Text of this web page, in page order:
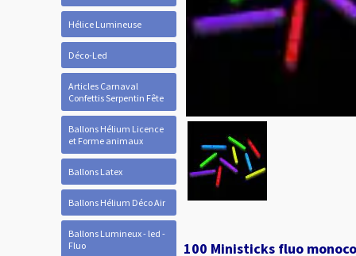
Hélice Lumineuse
Déco-Led
Articles Carnaval
Confettis Serpentin Fête
Ballons Hélium Licence
et Forme animaux
Ballons Latex
Ballons Hélium Déco Air
Ballons Lumineux - led -
Fluo
100 Ministicks fluo